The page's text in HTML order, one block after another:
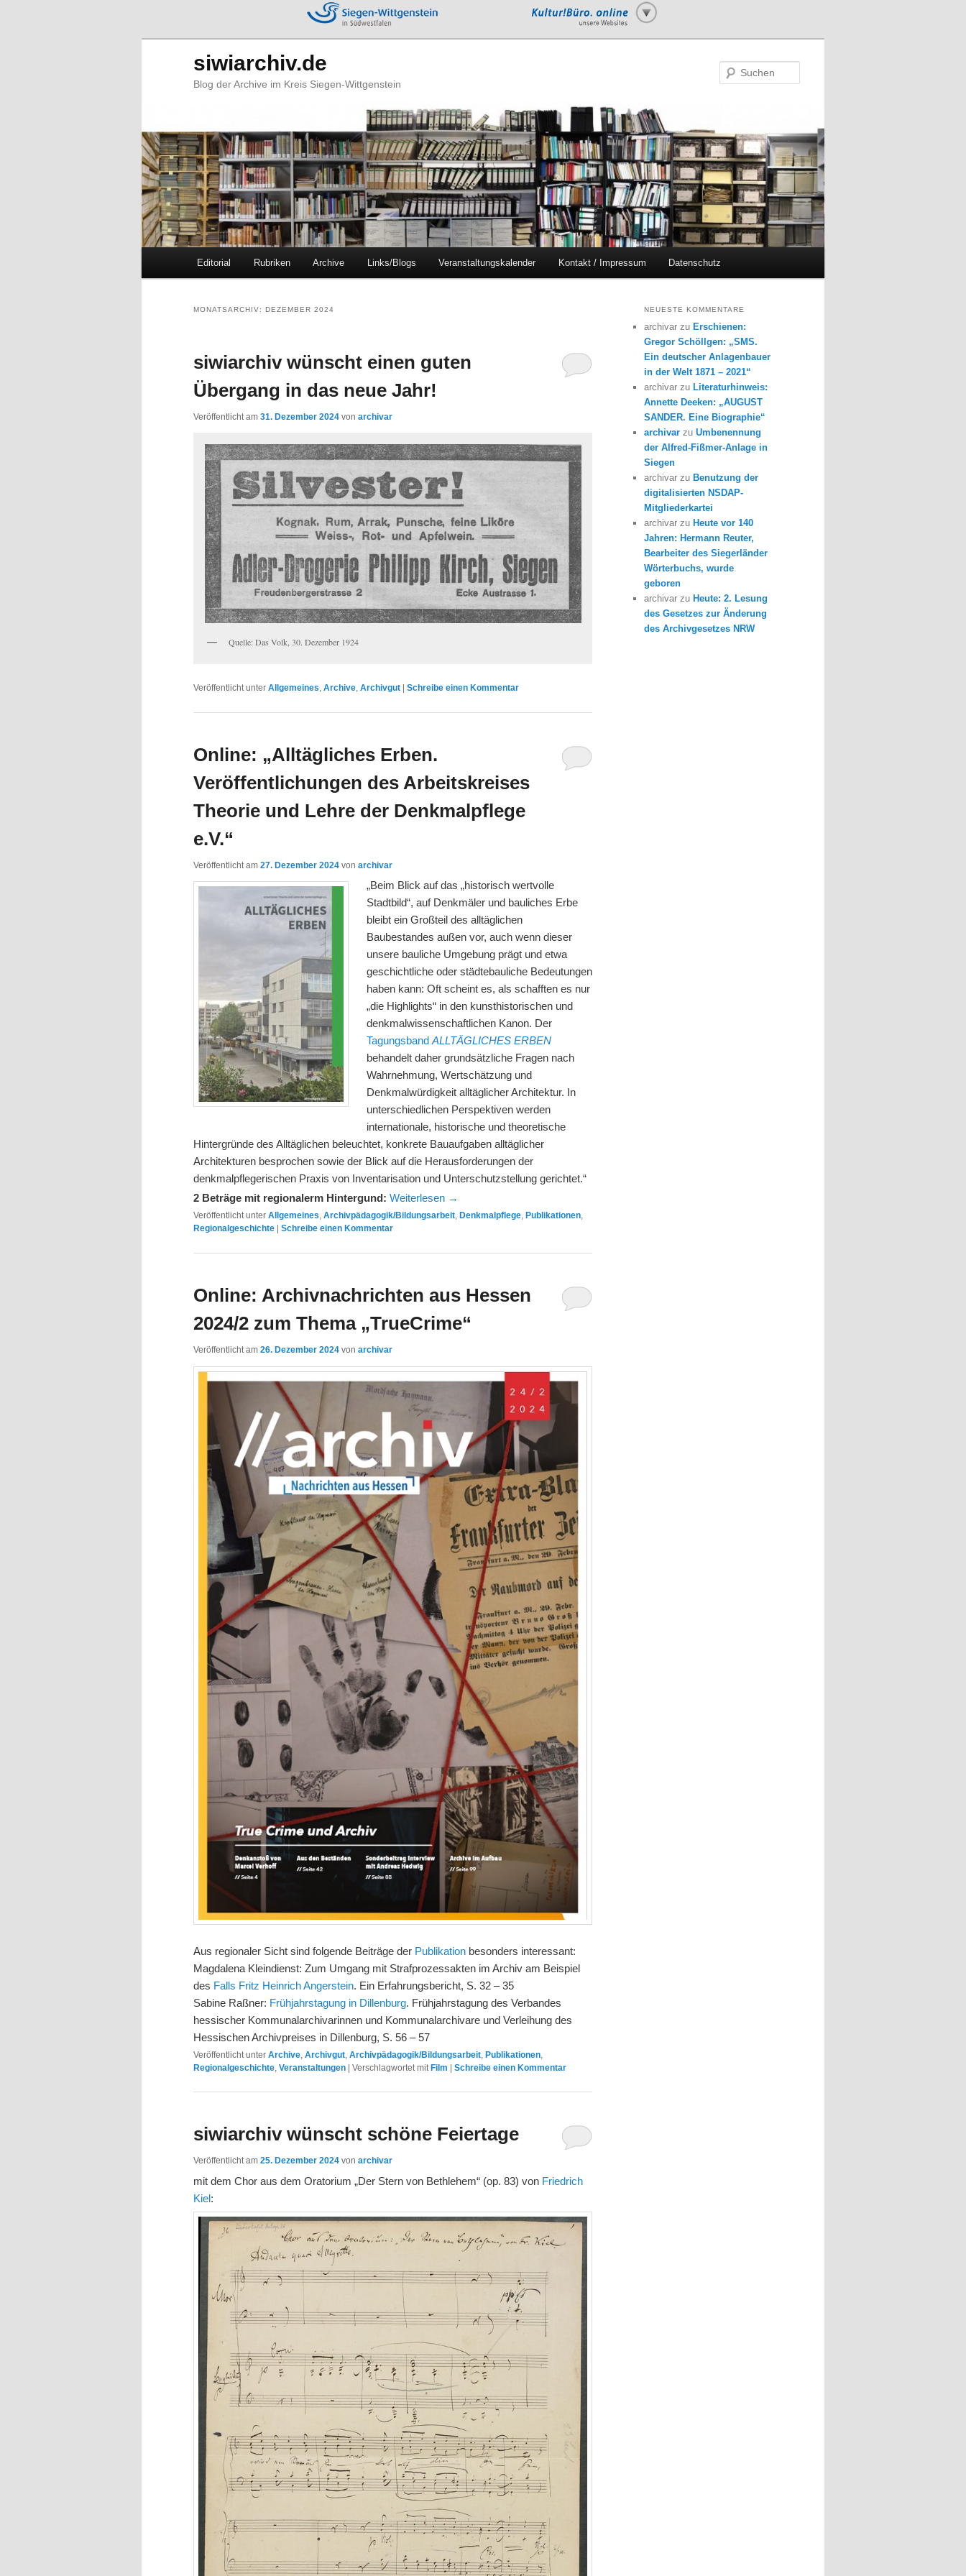
siwiarchiv.de
Blog der Archive im Kreis Siegen-Wittgenstein
Zum
springen
Zum
springen
Editorial Rubriken Archive Links/Blogs Veranstaltungskalender Kontakt / Impressum Datenschutz
MONATSARCHIV:DEZEMBER 2024
siwiarchiv wünscht einen guten
Übergang in das neue Jahr!
Veröffentlicht am31. Dezember 2024 vonarchivar
Quelle: Das Volk, 30. Dezember 1924
Veröffentlicht unter Allgemeines,Archive,Archivgut |Schreibe einen Kommentar
Online: „Alltägliches Erben.
Veröffentlichungen des Arbeitskreises
Theorie und Lehre der Denkmalpflege
e.V.“
Veröffentlicht am27. Dezember 2024 vonarchivar
„Beim Blick auf das „historisch wertvolle
Stadtbild“, auf Denkmäler und bauliches Erbe
bleibt ein Großteil des alltäglichen
Baubestandes außen vor, auch wenn dieser
unsere bauliche Umgebung prägt und etwa
geschichtliche oder städtebauliche Bedeutungen
haben kann: Oft scheint es, als schafften es nur
„die Highlights“ in den kunsthistorischen und
denkmalwissenschaftlichen Kanon. Der
TagungsbandALLTÄGLICHES ERBEN
behandelt daher grundsätzliche Fragen nach
Wahrnehmung, Wertschätzung und
Denkmalwürdigkeit alltäglicher Architektur. In
unterschiedlichen Perspektiven werden
internationale, historische und theoretische
Hintergründe des Alltäglichen beleuchtet, konkrete Bauaufgaben alltäglicher
Architekturen besprochen sowie der Blick auf die Herausforderungen der
denkmalpflegerischen Praxis von Inventarisation und Unterschutzstellung gerichtet.“
2 Beträge mit regionalerm Hintergund: Weiterlesen →
Veröffentlicht unter Allgemeines,Archivpädagogik/Bildungsarbeit, Denkmalpflege, Publikationen,
Regionalgeschichte
|Schreibe einen Kommentar
Online: Archivnachrichten aus Hessen
2024/2 zum Thema „TrueCrime“
Veröffentlicht am26. Dezember 2024 vonarchivar
Aus regionaler Sicht sind folgende Beiträge der Publikation besonders interessant:
Magdalena Kleindienst: Zum Umgang mit Strafprozessakten im Archiv am Beispiel
des Falls Fritz Heinrich Angerstein. Ein Erfahrungsbericht, S. 32 – 35
Sabine Raßner: Frühjahrstagung in Dillenburg. Frühjahrstagung des Verbandes
hessischer Kommunalarchivarinnen und Kommunalarchivare und Verleihung des
Hessischen Archivpreises in Dillenburg, S. 56 – 57
Veröffentlicht unter Archive ,Archivgut ,Archivpädagogik/Bildungsarbeit ,Publikationen
Regionalgeschichte ,Veranstaltungen |Verschlagwortet mit Film |Schreibe einen Kommentar
siwiarchiv wünscht schöne Feiertage
Veröffentlicht am25. Dezember 2024 vonarchivar
mit dem Chor aus dem Oratorium „Der Stern von Bethlehem“ (op. 83) von Friedrich
Kiel:
NEUESTE KOMMENTARE
archivar zuErschienen:
Gregor Schöllgen: „SMS.
Ein deutscher Anlagenbauer
in der Welt 1871 – 2021“
archivar zuLiteraturhinweis:
Annette Deeken: „AUGUST
SANDER. Eine Biographie“
archivar zuUmbenennung
der Alfred-Fißmer-Anlage in
Siegen
archivar zuBenutzung der
digitalisierten NSDAP-
Mitgliederkartei
archivar zuHeute vor 140
Jahren: Hermann Reuter,
Bearbeiter des Siegerländer
Wörterbuchs, wurde
geboren
archivar zuHeute: 2. Lesung
des Gesetzes zur Änderung
des Archivgesetzes NRW